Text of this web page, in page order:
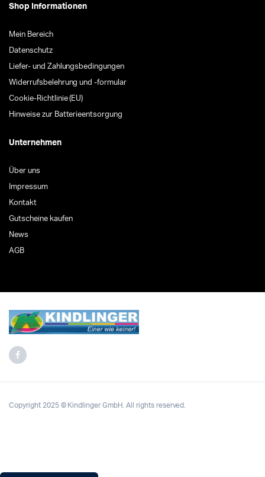
Shop Informationen
Mein Bereich
Datenschutz
Liefer- und Zahlungsbedingungen
Widerrufsbelehrung und -formular
Cookie-Richtlinie (EU)
Hinweise zur Batterieentsorgung
Unternehmen
Über uns
Impressum
Kontakt
Gutscheine kaufen
News
AGB
Copyright 2025 © Kindlinger GmbH. All rights reserved.